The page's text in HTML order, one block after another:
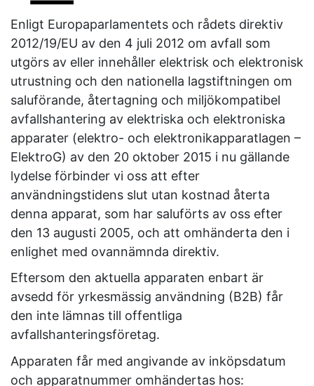
Enligt Europaparlamentets och rådets direktiv
2012/19/EU av den 4 juli 2012 om avfall som
utgörs av eller innehåller elektrisk och elektronisk
utrustning och den nationella lagstiftningen om
saluförande, återtagning och miljökompatibel
avfallshantering av elektriska och elektroniska
apparater (elektro- och elektronikapparatlagen –
ElektroG) av den 20 oktober 2015 i nu gällande
lydelse förbinder vi oss att efter
användningstidens slut utan kostnad återta
denna apparat, som har saluförts av oss efter
den 13 augusti 2005, och att omhänderta den i
enlighet med ovannämnda direktiv.
Eftersom den aktuella apparaten enbart är
avsedd för yrkesmässig användning (B2B) får
den inte lämnas till offentliga
avfallshanteringsföretag.
Apparaten får med angivande av inköpsdatum
och apparatnummer omhändertas hos: